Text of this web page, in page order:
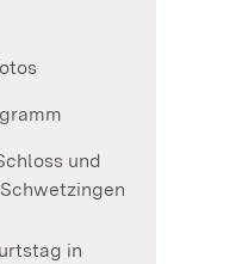
und
in